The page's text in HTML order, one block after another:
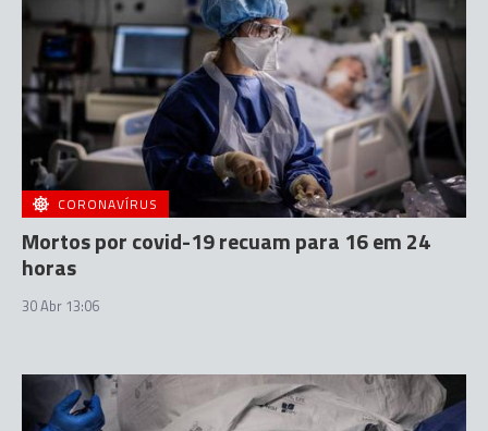
CORONAVÍRUS
Mortos por covid-19 recuam para 16 em 24
horas
30 Abr 13:06